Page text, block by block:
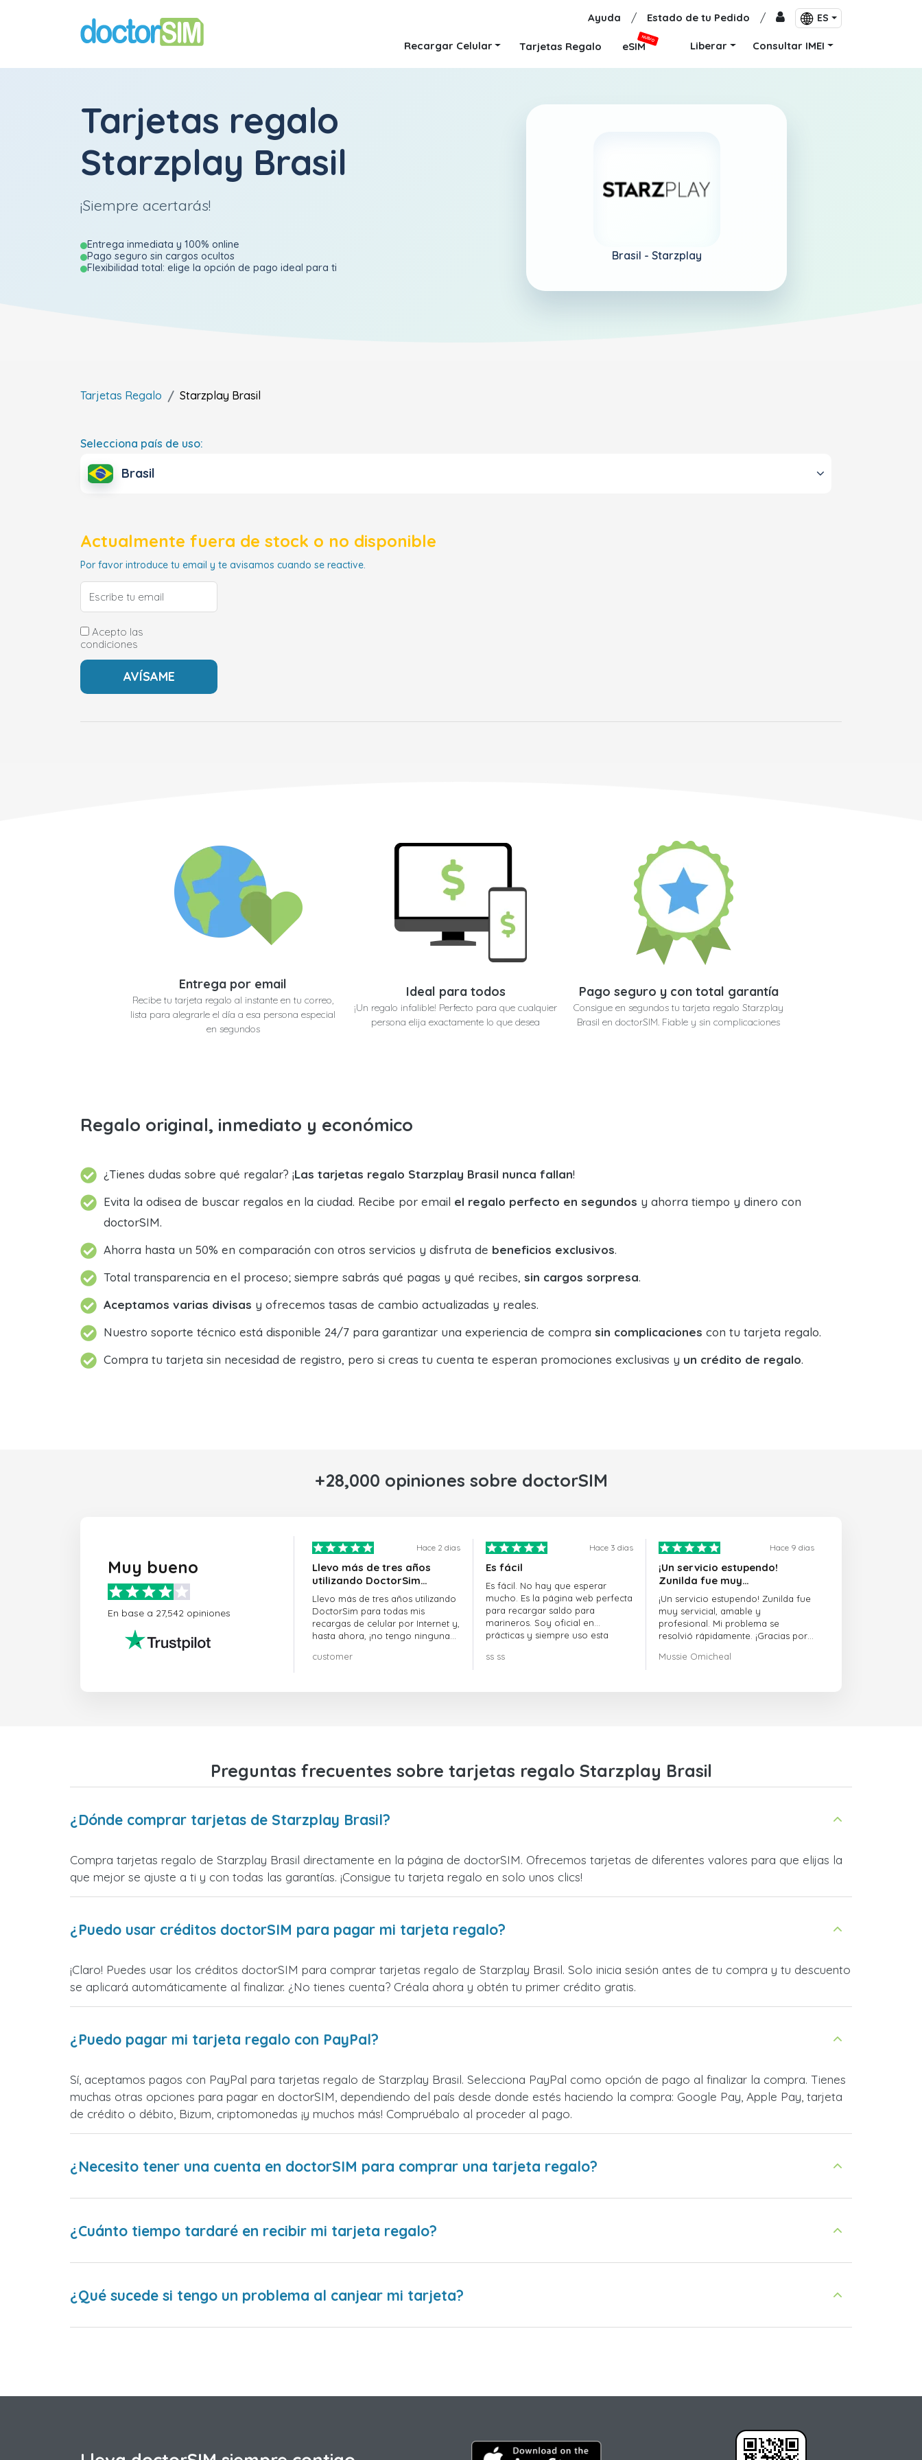
Ayuda / Estado de tu Pedido / ES
Recargar Celular Tarjetas Regalo eSIM
NUEVO
Liberar Consultar IMEI
Tarjetas regalo
Starzplay Brasil
¡Siempre acertarás!
Entrega inmediata y 100% online
Pago seguro sin cargos ocultos
Flexibilidad total: elige la opción de pago ideal para ti
Brasil - Starzplay
Tarjetas Regalo Starzplay Brasil
Selecciona país de uso:
Brasil
Actualmente fuera de stock o no disponible
Por favor introduce tu email y te avisamos cuando se reactive.
Acepto las
condiciones
Entrega por email
Recibe tu tarjeta regalo al instante en tu correo,
lista para alegrarle el día a esa persona especial
en segundos
Ideal para todos
¡Un regalo infalible! Perfecto para que cualquier
persona elija exactamente lo que desea
Pago seguro y con total garantía
Consigue en segundos tu tarjeta regalo Starzplay
Brasil en doctorSIM. Fiable y sin complicaciones
Regalo original, inmediato y económico
¿Tienes dudas sobre qué regalar? ¡Las tarjetas regalo Starzplay Brasil nunca fallan!
Evita la odisea de buscar regalos en la ciudad. Recibe por email el regalo perfecto en segundos y ahorra tiempo y dinero con
doctorSIM.
Ahorra hasta un 50% en comparación con otros servicios y disfruta de beneficios exclusivos.
Total transparencia en el proceso; siempre sabrás qué pagas y qué recibes, sin cargos sorpresa.
Aceptamos varias divisas y ofrecemos tasas de cambio actualizadas y reales.
Nuestro soporte técnico está disponible 24/7 para garantizar una experiencia de compra sin complicaciones con tu tarjeta regalo.
Compra tu tarjeta sin necesidad de registro, pero si creas tu cuenta te esperan promociones exclusivas y un crédito de regalo.
+28,000 opiniones sobre doctorSIM
Muy bueno
En base a 27,542 opiniones
Hace 2 dias
Llevo más de tres años
utilizando DoctorSim…
Llevo más de tres años utilizando
DoctorSim para todas mis
recargas de celular por Internet y,
hasta ahora, ¡no tengo ninguna
customer
Hace 3 dias
Es fácil
Es fácil. No hay que esperar
mucho. Es la página web perfecta
para recargar saldo para
marineros. Soy oficial en
prácticas y siempre uso esta
ss ss
Hace 9 dias
¡Un servicio estupendo!
Zunilda fue muy…
¡Un servicio estupendo! Zunilda fue
muy servicial, amable y
profesional. Mi problema se
resolvió rápidamente. ¡Gracias por
Mussie Omicheal
Preguntas frecuentes sobre tarjetas regalo Starzplay Brasil
¿Dónde comprar tarjetas de Starzplay Brasil?
Compra tarjetas regalo de Starzplay Brasil directamente en la página de doctorSIM. Ofrecemos tarjetas de diferentes valores para que elijas la
que mejor se ajuste a ti y con todas las garantías. ¡Consigue tu tarjeta regalo en solo unos clics!
¿Puedo usar créditos doctorSIM para pagar mi tarjeta regalo?
¡Claro! Puedes usar los créditos doctorSIM para comprar tarjetas regalo de Starzplay Brasil. Solo inicia sesión antes de tu compra y tu descuento
se aplicará automáticamente al finalizar. ¿No tienes cuenta? Créala ahora y obtén tu primer crédito gratis.
¿Puedo pagar mi tarjeta regalo con PayPal?
Sí, aceptamos pagos con PayPal para tarjetas regalo de Starzplay Brasil. Selecciona PayPal como opción de pago al finalizar la compra. Tienes
muchas otras opciones para pagar en doctorSIM, dependiendo del país desde donde estés haciendo la compra: Google Pay, Apple Pay, tarjeta
de crédito o débito, Bizum, criptomonedas ¡y muchos más! Compruébalo al proceder al pago.
¿Necesito tener una cuenta en doctorSIM para comprar una tarjeta regalo?
¿Cuánto tiempo tardaré en recibir mi tarjeta regalo?
¿Qué sucede si tengo un problema al canjear mi tarjeta?